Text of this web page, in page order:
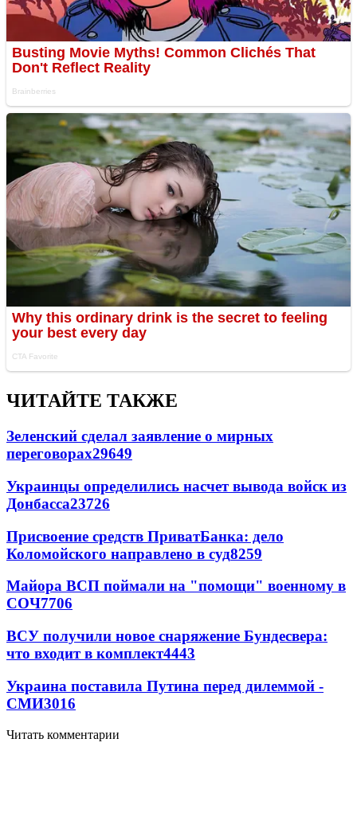
ЧИТАЙТЕ ТАКЖЕ
Зеленский сделал заявление о мирных
переговорах29649
Украинцы определились насчет вывода войск из
Донбасса23726
Присвоение средств ПриватБанка: дело
Коломойского направлено в суд8259
Майора ВСП поймали на "помощи" военному в
СОЧ7706
ВСУ получили новое снаряжение Бундесвера:
что входит в комплект4443
Украина поставила Путина перед дилеммой -
СМИ3016
Читать комментарии